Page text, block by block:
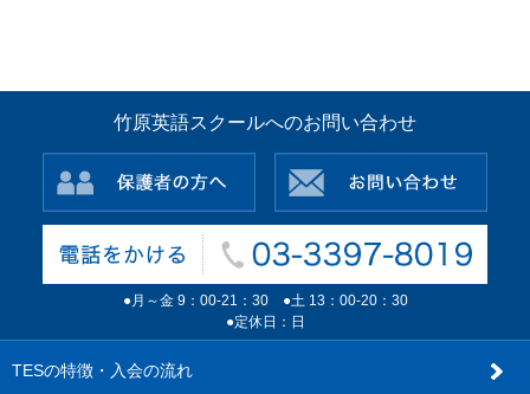
TESの特徴・入会の流れ
竹原英語スクールへのお問い合わせ
●月～金 9：00-21：30 ●土 13：00-20：30
●定休日：日